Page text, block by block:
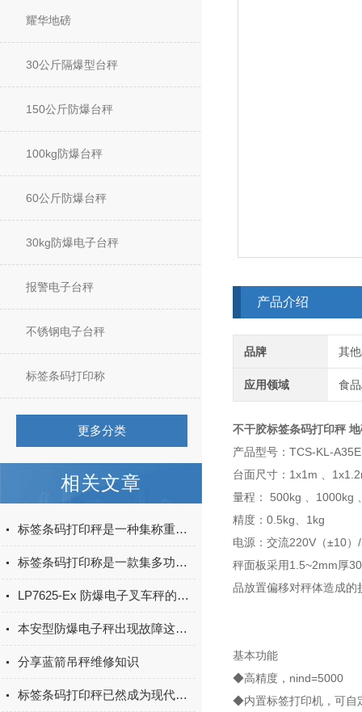
耀华地磅
30公斤隔爆型台秤
150公斤防爆台秤
100kg防爆台秤
60公斤防爆台秤
30kg防爆电子台秤
报警电子台秤
不锈钢电子台秤
标签条码打印称
更多分类
相关文章
标签条码打印秤是一种集称重和标签打印于一体的智能化设备
标签条码打印称是一款集多功能于一体的称重设备
LP7625-Ex 防爆电子叉车秤的标定校正方法
本安型防爆电子秤出现故障这样解决
分享蓝箭吊秤维修知识
标签条码打印秤已然成为现代化商业运营的关键工具
产品介绍
品牌 其
应用领域 食
不干胶标签条码打印秤
产品型号：TCS-KL-
台面尺寸：1x1m 、
量程： 500kg 、1000kg
精度：0.5kg、1kg
电源：交流220V（±10
秤面板采用1.5~2mm厚
品放置偏移对秤体造成
基本功能
◆高精度，nind=5000
◆内置标签打印机，可自